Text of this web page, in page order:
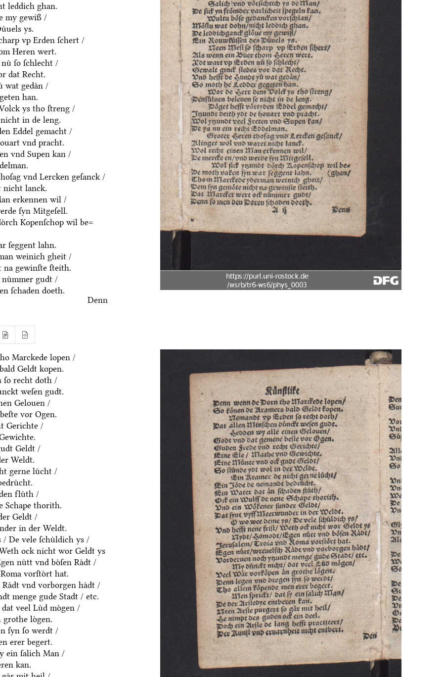
leddich ghan.
my gewiß /
ys.
vp Erden ſchert /
Heren wert.
ſo ſchlecht /
dat Recht.
wat gedaͤn /
han.
ys tho ſtreng /
nicht in de leng.
Eddel gemacht /
vnd pracht.
vnd Supen kan /
vnd Lercken geſanck /
nicht lanck.
erkennen wil /
ſyn Mitgeſell.
Kopenſchop wil be=
ſeggent lahn.
weinich gheit /
gewinſte ſteith.
gudt /
ſchaden doeth.
Denn
Marckede lopen /
Geldt kopen.
ſo recht doth /
weſen gudt.
Gelouen /
vor Ogen.
Gerichte /
Geldt /
Weldt.
gerne luͤcht /
fluͤth /
Schape thorith.
Geldt /
in der Weldt.
/ De vele ſchuͤldich ys /
ock nicht wor Geldt ys
nuͤtt vnd boͤſen Raͤdt /
vorſtoͤrt hat.
vnd vorborgen haͤdt /
menge gude Stadt / etc.
veel Luͤd moͤgen /
grothe loͤgen.
ſyn ſo werdt /
erer begert.
ein ſalich Man /
kan.